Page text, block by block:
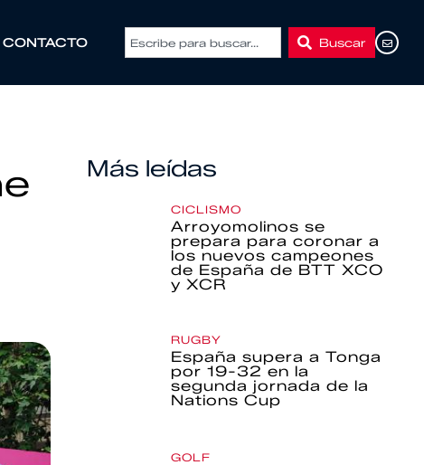
CONTACTO Buscar
Más leídas
CICLISMO
Arroyomolinos se
prepara para coronar a
los nuevos campeones
de España de BTT XCO
y XCR
RUGBY
España supera a Tonga
por 19-32 en la
segunda jornada de la
Nations Cup
GOLF